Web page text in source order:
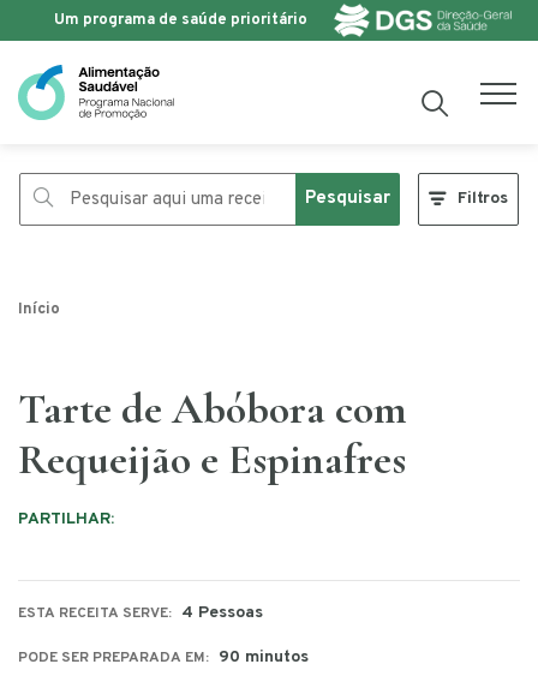
Saltar para o conteúdo
Um programa de saúde prioritário
Pesquisar Filtros
Início
Tarte de Abóbora com
Requeijão e Espinafres
PARTILHAR:
ESTA RECEITA SERVE: 4 Pessoas
PODE SER PREPARADA EM: 90 minutos